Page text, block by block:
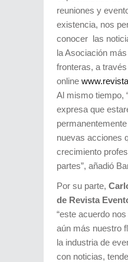
reuniones y
existencia, nos
conocer las
la Asociación
fronteras, a
online
Al mismo tiempo,
expresa que
nuevas acciones
crecimiento
partes”, añadió
Por su parte,
de Revista
“este acuerdo
aún más nuestro
la industria de
con noticias,